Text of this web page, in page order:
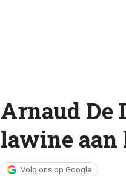
Arnaud De
lawine
Volg ons op Google